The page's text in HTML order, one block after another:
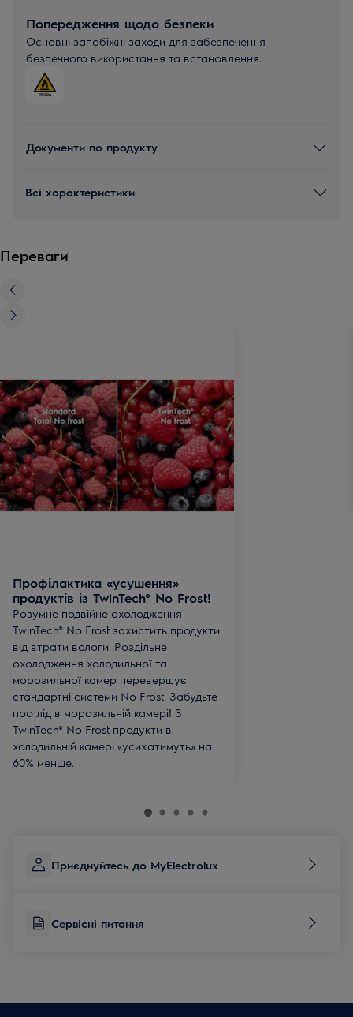
Попередження щодо безпеки
Основні запобіжні заходи для забезпечення
безпечного використання та встановлення.
Документи по продукту
Всі характеристики
Переваги
Профілактика «усушення»
продуктів із TwinTech® No Frost!
Розумне подвійне охолодження
TwinTech® No Frost захистить продукти
від втрати вологи. Роздільне
охолодження холодильної та
морозильної камер перевершує
стандартні системи No Frost. Забудьте
про лід в морозильній камері! З
TwinTech® No Frost продукти в
холодильній камері «усихатимуть» на
60% менше.
Приєднуйтесь до MyElectrolux
Сервісні питання